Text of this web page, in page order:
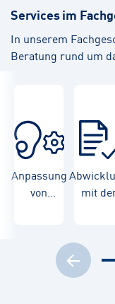
Services im
In unserem
Beratung rund um
Anpassung
von
mit